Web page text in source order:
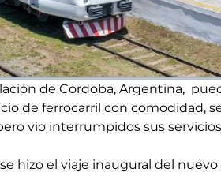
de Cordoba, Argentina,
de ferrocarril con comodidad,
vio interrumpidos sus
hizo el viaje inaugural del